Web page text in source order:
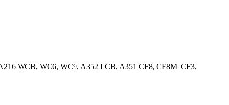
WCB, WC6, WC9, A352 LCB, A351 CF8, CF8M, CF3,